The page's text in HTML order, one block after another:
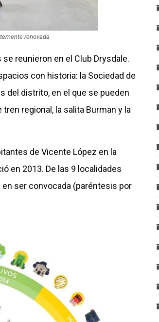
renovada
reunieron en el Club Drysdale.
con historia: la Sociedad de
del distrito, en el que se pueden
regional, la salita Burman y la
de Vicente López en la
en 2013. De las 9 localidades
ser convocada (paréntesis por